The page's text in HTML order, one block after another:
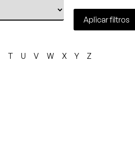
Aplicar filtros
T U V W X Y Z